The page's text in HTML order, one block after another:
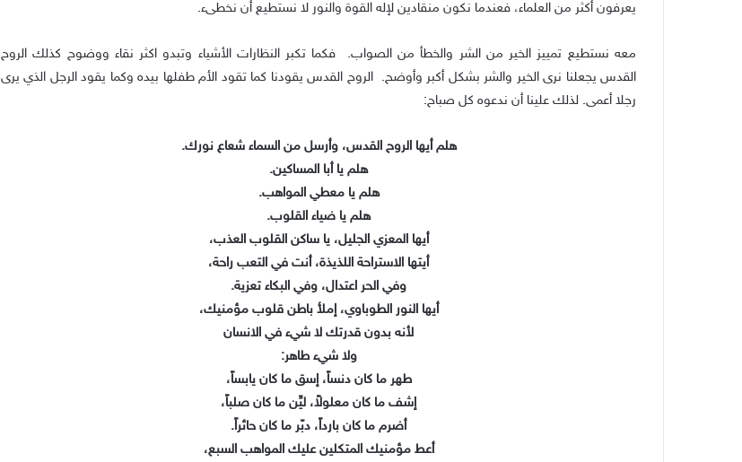
يعرفون أكثر من العلماء، فعندما نكون منقادين لإله القوة والنور لا نستطيع أن نخطىء.
معه نستطيع تمييز الخير من الشر والخطأ من الصواب. فكما تكبر النظارات الأشياء وتبدو اكثر نقاء ووضوح كذلك الروح
القدس يجعلنا نرى الخير والشر بشكل أكبر وأوضح. الروح القدس يقودنا كما تقود الأم طفلها بيده وكما يقود الرجل الذي يرى
رجلا أعمى. لذلك علينا أن ندعوه كل صباح:
هلم أيها الروح القدس، وأرسل من السماء شعاع نورك.
هلم يا أبا المساكين.
هلم يا معطي المواهب.
هلم يا ضياء القلوب.
أيها المعزي الجليل، يا ساكن القلوب العذب،
أيتها الاستراحة اللذيذة، أنت في التعب راحة،
وفي الحر اعتدال، وفي البكاء تعزية.
أيها النور الطوباوي، إملأ باطن قلوب مؤمنيك،
لأنه بدون قدرتك لا شيء في الانسان
ولا شيء طاهر:
طهر ما كان دنساً، إسق ما كان يابساً،
إشف ما كان معلولاً، ليِّن ما كان صلباً،
أضرم ما كان بارداً، دبّر ما كان حائراً.
أعط مؤمنيك المتكلين عليك المواهب السبع،